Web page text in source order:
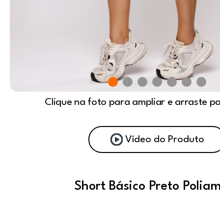
Clique na foto para ampliar e arraste
Vídeo do Produto
Short Básico Preto